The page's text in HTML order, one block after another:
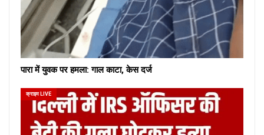
पारा में युवक पर हमला: गाल काटा, केस दर्ज
क्राइम LIVE